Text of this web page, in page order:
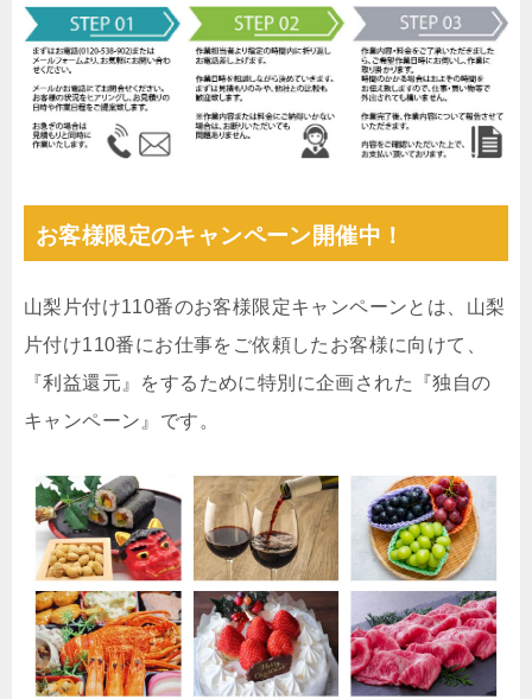
お客様限定のキャンペーン開催中！
山梨片付け110番のお客様限定キャンペーンとは、山梨
片付け110番にお仕事をご依頼したお客様に向けて、
『利益還元』をするために特別に企画された『独自の
キャンペーン』です。